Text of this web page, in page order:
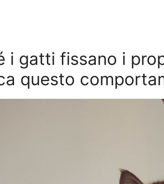
i gatti fissano i
questo